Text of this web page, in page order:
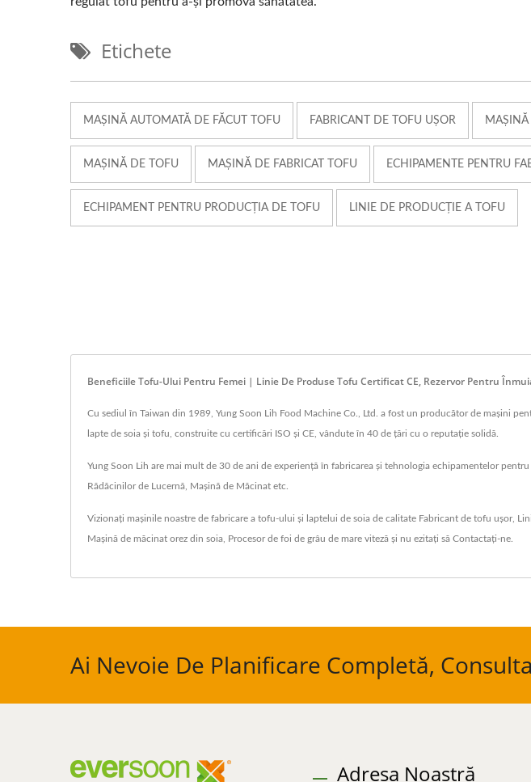
Etichete
MAȘINĂ AUTOMATĂ DE FĂCUT TOFU FABRICANT DE TOFU UȘOR MAȘINĂ
MAȘINĂ DE TOFU MAȘINĂ DE FABRICAT TOFU ECHIPAMENTE PENTRU
ECHIPAMENT PENTRU PRODUCȚIA DE TOFU LINIE DE PRODUCȚIE A TOFU
Beneficiile Tofu-Ului Pentru Femei | Linie De Produse Tofu Certificat CE, Rezervor Pentru
Cu sediul în Taiwan din 1989, Yung Soon Lih Food Machine Co., Ltd. a fost un producător de mașini
lapte de soia și tofu, construite cu certificări ISO și CE, vândute în 40 de țări cu o reputație solidă.
Yung Soon Lih are mai mult de 30 de ani de experiență în fabricarea și tehnologia echipamentelor
Rădăcinilor de Lucernă, Mașină de Măcinat etc.
Vizionați mașinile noastre de fabricare a tofu-ului și laptelui de soia de calitate Fabricant de tofu ușor,
Mașină de măcinat orez din soia Procesor de foi de grâu de mare viteză și nu ezitați să Contactați-ne
Ai Nevoie De Planificare Completă,
Adresa Noastră